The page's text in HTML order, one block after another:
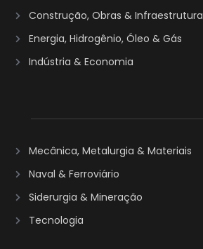
Construção, Obras & Infraestrutura
Energia, Hidrogênio, Óleo & Gás
Indústria & Economia
Mecânica, Metalurgia & Materiais
Naval & Ferroviário
Siderurgia & Mineração
Tecnologia